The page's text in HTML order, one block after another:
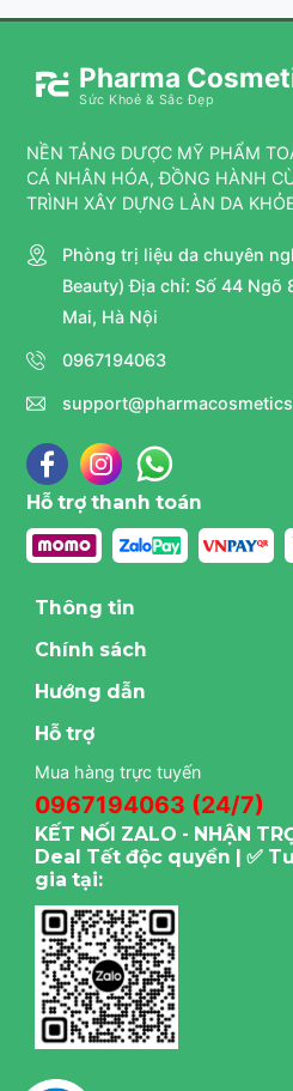
Pharma
Sức Khoẻ & Sắc Đẹp
NỀN TẢNG DƯỢC MỸ PHẨM
CÁ NHÂN HÓA, ĐỒNG HÀNH
TRÌNH XÂY DỰNG LÀN DA
Phòng trị liệu da chuyên
Beauty) Địa chỉ: Số 44 Ngõ
Mai, Hà Nội
0967194063
Hỗ trợ thanh toán
Thông tin
Chính sách
Hướng dẫn
Hỗ trợ
Mua hàng trực tuyến
0967194063 (24/7)
KẾT NỐI ZALO - NHẬN
Deal Tết độc quyền | ✅
gia tại: